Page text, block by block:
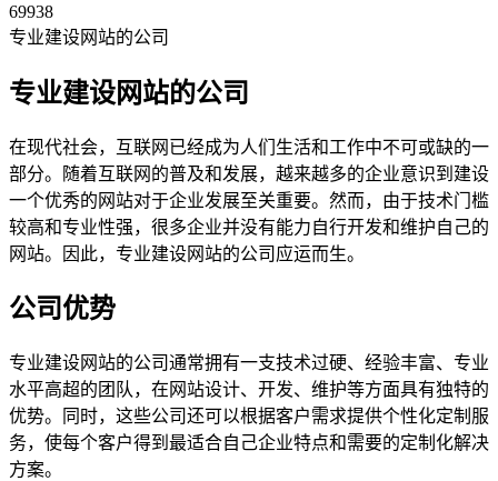
69938
专业建设网站的公司
专业建设网站的公司
在现代社会，互联网已经成为人们生活和工作中不可或缺的一
部分。随着互联网的普及和发展，越来越多的企业意识到建设
一个优秀的网站对于企业发展至关重要。然而，由于技术门槛
较高和专业性强，很多企业并没有能力自行开发和维护自己的
网站。因此，专业建设网站的公司应运而生。
公司优势
专业建设网站的公司通常拥有一支技术过硬、经验丰富、专业
水平高超的团队，在网站设计、开发、维护等方面具有独特的
优势。同时，这些公司还可以根据客户需求提供个性化定制服
务，使每个客户得到最适合自己企业特点和需要的定制化解决
方案。